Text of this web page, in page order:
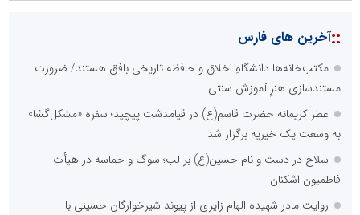
::آخرین های فارس
مکتب‌خانه‌ها دانشگاهِ اخلاق و حافظه تاریخی بافق هستند/ ضرورت
مستندسازی هنرِ آموزش سنتی
عطر کریمانه حضرت قاسم(ع) در قیامدشت پیچید؛ سفره «مشکل‌گشا»
به وسعت یک خیریه برگزار شد
سلاح در دست و نام حسین(ع) بر لب؛ سوگ و حماسه در هیأت
فاطمیون اشکنان
روایت مادر شهیده الهام زایری از پیوند شیرخوارگان حسینی با